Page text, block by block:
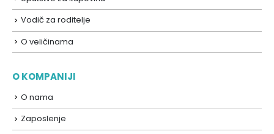
Vodič za roditelje
O veličinama
O KOMPANIJI
O nama
Zaposlenje